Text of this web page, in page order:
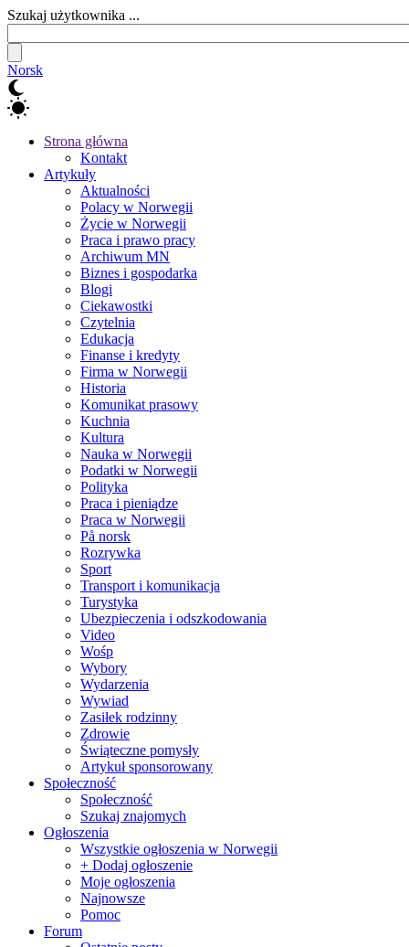
Szukaj użytkownika ...
Norsk
Strona główna
Kontakt
Artykuły
Aktualności
Polacy w Norwegii
Życie w Norwegii
Praca i prawo pracy
Archiwum MN
Biznes i gospodarka
Blogi
Ciekawostki
Czytelnia
Edukacja
Finanse i kredyty
Firma w Norwegii
Historia
Komunikat prasowy
Kuchnia
Kultura
Nauka w Norwegii
Podatki w Norwegii
Polityka
Praca i pieniądze
Praca w Norwegii
På norsk
Rozrywka
Sport
Transport i komunikacja
Turystyka
Ubezpieczenia i odszkodowania
Video
Wośp
Wybory
Wydarzenia
Wywiad
Zasiłek rodzinny
Zdrowie
Świąteczne pomysły
Artykuł sponsorowany
Społeczność
Społeczność
Szukaj znajomych
Ogłoszenia
Wszystkie ogłoszenia w Norwegii
+ Dodaj ogłoszenie
Moje ogłoszenia
Najnowsze
Pomoc
Forum